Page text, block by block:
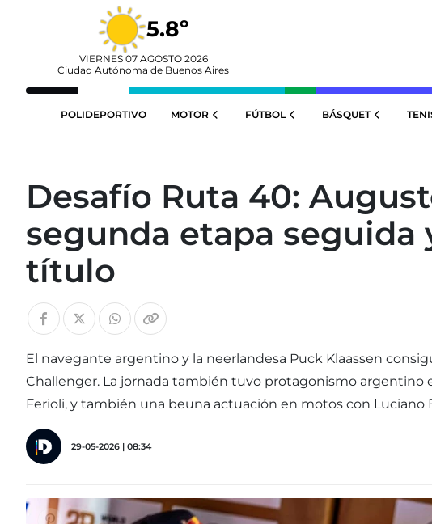
5.8º
VIERNES 07 AGOSTO 2026
Ciudad Autónoma de Buenos Aires
POLIDEPORTIVO MOTOR FÚTBOL BÁSQUET
Desafío Ruta 40:
segunda etapa seguida
título
El navegante argentino y la neerlandesa Puck Klaassen
Challenger. La jornada también tuvo protagonismo argentino
Ferioli, y también una beuna actuación en motos con Luciano
29-05-2026 | 08:34